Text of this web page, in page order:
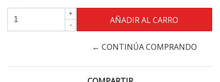
+
-
← CONTINÚA COMPRANDO